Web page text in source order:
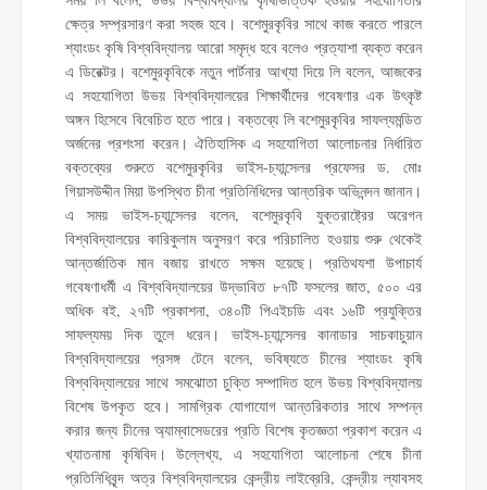
ক্ষেত্র সম্প্রসারণ করা সহজ হবে। বশেমুরকৃবির সাথে কাজ করতে পারলে
শ্যাংডং কৃষি বিশ্ববিদ্যালয় আরো সমৃদ্ধ হবে বলেও প্রত্যাশা ব্যক্ত করেন
এ ডিরেক্টর। বশেমুরকৃবিকে নতুন পার্টনার আখ্যা দিয়ে লি বলেন, আজকের
এ সহযোগিতা উভয় বিশ্ববিদ্যালয়ের শিক্ষার্থীদের গবেষণার এক উৎকৃষ্ট
অঙ্গন হিসেবে বিবেচিত হতে পারে। বক্তব্যে লি বশেমুরকৃবির সাফল্যমন্ডিত
অর্জনের প্রশংসা করেন। ঐতিহাসিক এ সহযোগিতা আলোচনার নির্ধারিত
বক্তব্যের শুরুতে বশেমুরকৃবির ভাইস-চ্যান্সেলর প্রফেসর ড. মোঃ
গিয়াসউদ্দীন মিয়া উপস্থিত চীনা প্রতিনিধিদের আন্তরিক অভিনন্দন জানান।
এ সময় ভাইস-চ্যান্সেলর বলেন, বশেমুরকৃবি যুক্তরাষ্ট্রের অরেগন
বিশ্ববিদ্যালয়ের কারিকুলাম অনুসরণ করে পরিচালিত হওয়ায় শুরু থেকেই
আন্তর্জাতিক মান বজায় রাখতে সক্ষম হয়েছে। প্রতিথযশা উপাচার্য
গবেষণাধর্মী এ বিশ্ববিদ্যালয়ের উদ্ভাবিত ৮৭টি ফসলের জাত, ৫০০ এর
অধিক বই, ২৭টি প্রকাশনা, ৩৪০টি পিএইচডি এবং ১৬টি প্রযুক্তির
সাফল্যময় দিক তুলে ধরেন। ভাইস-চ্যান্সেলর কানাডার সাচকাচুয়ান
বিশ্ববিদ্যালয়ের প্রসঙ্গ টেনে বলেন, ভবিষ্যতে চীনের শ্যাংডং কৃষি
বিশ্ববিদ্যালয়ের সাথে সমঝোতা চুক্তি সম্পাদিত হলে উভয় বিশ্ববিদ্যালয়
বিশেষ উপকৃত হবে। সামগ্রিক যোগাযোগ আন্তরিকতার সাথে সম্পন্ন
করার জন্য চীনের অ্যাম্বাসেডরের প্রতি বিশেষ কৃতজ্ঞতা প্রকাশ করেন এ
খ্যাতনামা কৃষিবিদ। উল্লেখ্য, এ সহযোগিতা আলোচনা শেষে চীনা
প্রতিনিধিবৃন্দ অত্র বিশ্ববিদ্যালয়ের কেন্দ্রীয় লাইব্রেরি, কেন্দ্রীয় ল্যাবসহ